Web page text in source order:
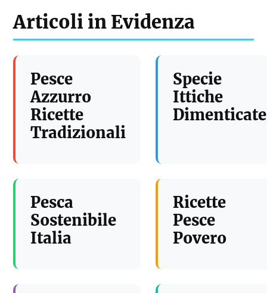
Articoli in Evidenza
Pesce
Azzurro
Ricette
Tradizionali
Specie
Ittiche
Dimenticate
Pesca
Sostenibile
Italia
Ricette
Pesce
Povero